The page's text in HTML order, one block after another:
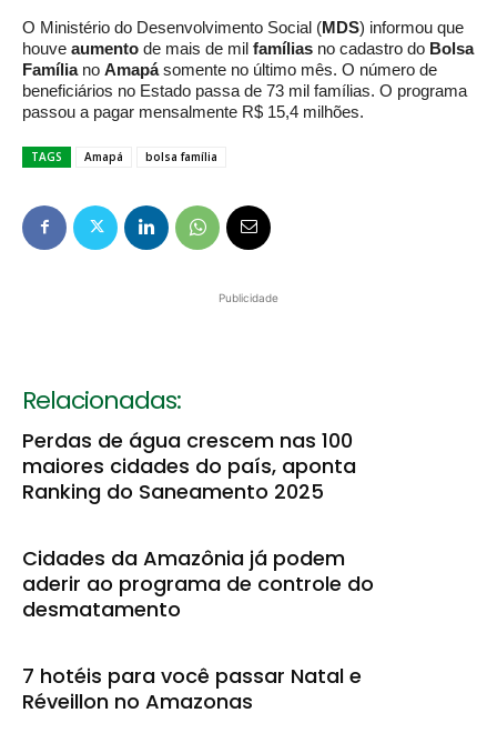
Amazônia
O Ministério do Desenvolvimento Social (MDS) informou que
houve aumento de mais de mil famílias no cadastro do Bolsa
Famíliano Amapásomente no último mês. O número de
beneficiários no Estado passa de 73 mil famílias. O programa
passou a pagar mensalmente R$ 15,4 milhões.
TAGS Amapá bolsa família
Publicidade
Relacionadas:
Perdas de água crescem nas 100
maiores cidades do país, aponta
Ranking do Saneamento 2025
Cidades da Amazônia já podem
aderir ao programa de controle do
desmatamento
7 hotéis para você passar Natal e
Réveillon no Amazonas